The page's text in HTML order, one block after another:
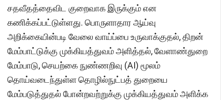
சதவீதத்தைவிட குறைவாக இருக்கும் என
கணிக்கப்பட்டுள்ளது. பொருளாதார ஆய்வு
அறிக்கையின்படி வேலை வாய்ப்பை உருவாக்குதல், திறன்
மேம்பாட்டுக்கு முக்கியத்துவம் அளித்தல், வேளாண்துறை
மேம்பாடு, செயற்கை நுண்ணறிவு (AI) மூலம்
தொய்வடைந்துள்ள தொழில்நுட்பத் துறையை
மேம்படுத்துதல் போன்றவற்றுக்கு முக்கியத்துவம் அளிக்க